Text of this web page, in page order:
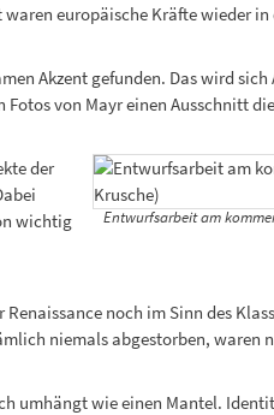
europäische Kräfte wieder
Akzent gefunden. Das wird
von Mayr einen Ausschnitt
Entwurfsarbeit am
der
wichtig
noch im Sinn des
niemals abgestorben, waren
umhängt wie einen Mantel.